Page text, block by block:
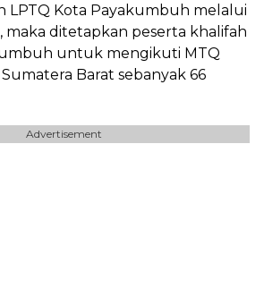
LPTQ Kota Payakumbuh melalui
maka ditetapkan peserta khalifah
untuk mengikuti MTQ
Barat sebanyak 66
Advertisement